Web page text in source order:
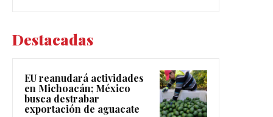
Destacadas
EU reanudará actividades
en Michoacán; México
busca destrabar
exportación de aguacate